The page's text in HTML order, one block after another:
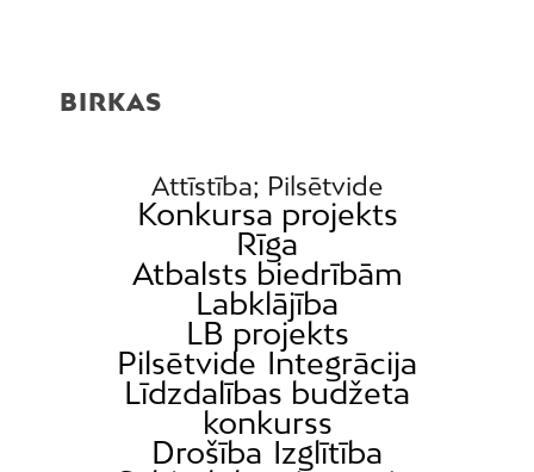
BIRKAS
Attīstība; Pilsētvide
Konkursa projekts
Rīga
Atbalsts biedrībām
Labklājība
LB projekts
Pilsētvide Integrācija
Līdzdalības budžeta
konkurss
Drošība Izglītība